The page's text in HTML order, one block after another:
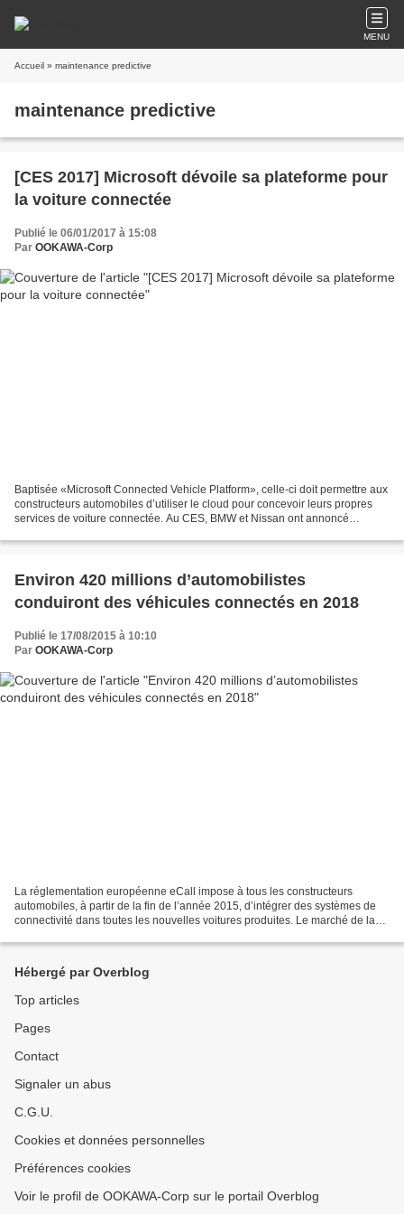
MENU
Accueil » maintenance predictive
maintenance predictive
[CES 2017] Microsoft dévoile sa plateforme pour
la voiture connectée
Publié le 06/01/2017 à 15:08
Par OOKAWA-Corp
Baptisée «Microsoft Connected Vehicle Platform», celle-ci doit permettre aux
constructeurs automobiles d’utiliser le cloud pour concevoir leurs propres
services de voiture connectée. Au CES, BMW et Nissan ont annoncé
Environ 420 millions d’automobilistes
conduiront des véhicules connectés en 2018
Publié le 17/08/2015 à 10:10
Par OOKAWA-Corp
La réglementation européenne eCall impose à tous les constructeurs
automobiles, à partir de la fin de l’année 2015, d’intégrer des systèmes de
connectivité dans toutes les nouvelles voitures produites. Le marché de la
Hébergé par Overblog
Top articles
Pages
Contact
Signaler un abus
C.G.U.
Cookies et données personnelles
Préférences cookies
Voir le profil de OOKAWA-Corp sur le portail Overblog